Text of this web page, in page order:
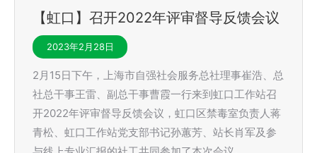
【虹口】召开2022年评审督导反馈会议
2023年2月28日
2月15日下午，上海市自强社会服务总社理事崔浩、总
社总干事王雷、副总干事曹霞一行来到虹口工作站召
开2022年评审督导反馈会议，虹口区禁毒室负责人蒋
青松、虹口工作站党支部书记孙蕙芳、站长肖军及参